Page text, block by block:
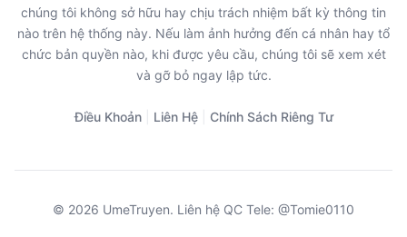
chúng tôi không sở hữu hay chịu trách nhiệm bất kỳ thông tin
nào trên hệ thống này. Nếu làm ảnh hưởng đến cá nhân hay tổ
chức bản quyền nào, khi được yêu cầu, chúng tôi sẽ xem xét
và gỡ bỏ ngay lập tức.
Điều Khoản Liên Hệ Chính Sách Riêng Tư
© 2026 UmeTruyen. Liên hệ QC Tele: @Tomie0110